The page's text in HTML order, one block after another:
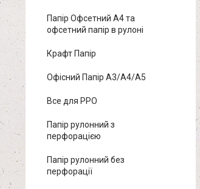
Папір Офсетний А4 та
офсетний папір в рулоні
Крафт Папір
Офісний Папір A3/A4/A5
Все для РРО
Папір рулонний з
перфорацією
Папір рулонний без
перфорації